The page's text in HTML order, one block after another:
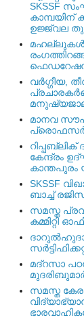
SKSSF
കാമ്പയിന്
ഉജ്ജ്വല
മഹല്ലുകള്‍
വര്‍ഗ്ഗീയ,
മാനവ
പ്രൊഫസർ
റിപ്പബ്ലിക്
കേന്ദ്രം
കാന്തപുരം
SKSSF
ബാച്ച്
സമസ്ത
കമ്മിറ്റി
മദ്‌റസാ
സമസ്ത